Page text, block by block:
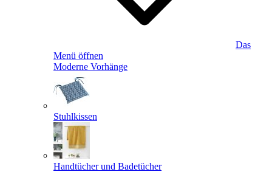
Das
Menü öffnen
Moderne Vorhänge
Stuhlkissen
Handtücher und Badetücher